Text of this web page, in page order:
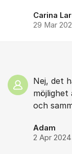
Carina
29 Mar
Nej, det
och
Adam
2 Apr 2024